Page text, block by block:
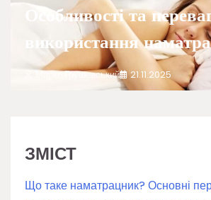
Особливості та
використання
Марко Грушевський 21.11.2025
ЗМІСТ
Що таке наматрацник? Основні